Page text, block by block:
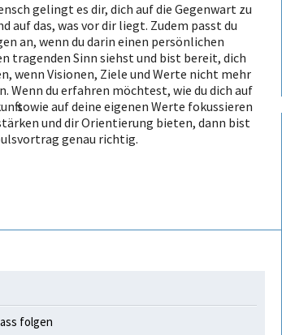
gelingt es dir, dich auf die Gegenwart zu
auf das, was vor dir liegt. Zudem passt du
an, wenn du darin einen persönlichen
tragenden Sinn siehst und bist bereit, dich
wenn Visionen, Ziele und Werte nicht mehr
Wenn du erfahren möchtest, wie du dich auf
sowie auf deine eigenen Werte fokussieren
und dir Orientierung bieten, dann bist
genau richtig.
folgen